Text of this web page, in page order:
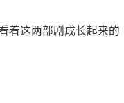
着这两部剧成长起来的